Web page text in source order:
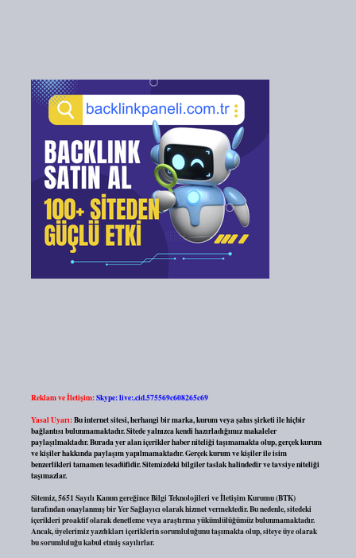
Reklam ve İletişim:Skype: live:.cid.575569c608265c69
Yasal Uyarı:Bu internet sitesi, herhangi bir marka, kurum veya şahıs şirketi ile hiçbir
bağlantısı bulunmamaktadır. Sitede yalnızca kendi hazırladığımız makaleler
paylaşılmaktadır. Burada yer alan içerikler haber niteliği taşımamakta olup, gerçek kurum
ve kişiler hakkında paylaşım yapılmamaktadır. Gerçek kurum ve kişiler ile isim
benzerlikleri tamamen tesadüfidir. Sitemizdeki bilgiler taslak halindedir ve tavsiye niteliği
taşımazlar.
Sitemiz, 5651 Sayılı Kanun gereğince Bilgi Teknolojileri ve İletişim Kurumu (BTK)
tarafından onaylanmış bir Yer Sağlayıcı olarak hizmet vermektedir. Bu nedenle, sitedeki
içerikleri proaktif olarak denetleme veya araştırma yükümlülüğümüz bulunmamaktadır.
Ancak, üyelerimiz yazdıkları içeriklerin sorumluluğunu taşımakta olup, siteye üye olarak
bu sorumluluğu kabul etmiş sayılırlar.